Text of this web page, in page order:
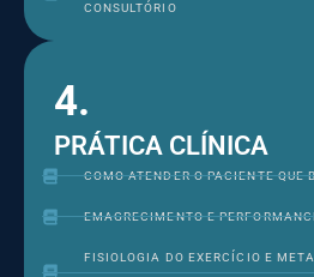
CONSULTÓRIO
4.
PRÁTICA CLÍNICA
COMO ATENDER O PACIENTE QUE
EMAGRECIMENTO E
FISIOLOGIA DO EXERCÍCIO E